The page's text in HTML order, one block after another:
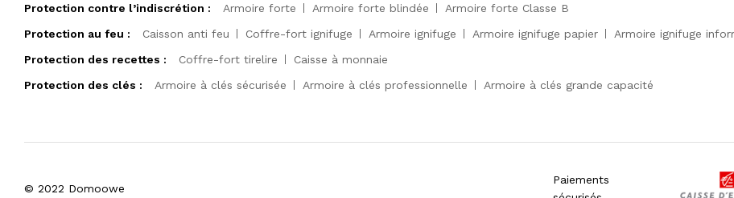
Protection contre l’indiscrétion :
Armoire forte Armoire forte blindée
Armoire forte Classe B
Protection au feu :
Caisson anti feu Coffre-fort ignifuge Armoire ignifuge Armoire ignifuge papier
Armoire ignifuge
Protection des recettes :
Coffre-fort tirelire
Caisse à monnaie
Protection des clés :
Armoire à clés sécurisée Armoire à clés professionnelle Armoire à clés grande capacité
© 2022 Domoowe
Paiements